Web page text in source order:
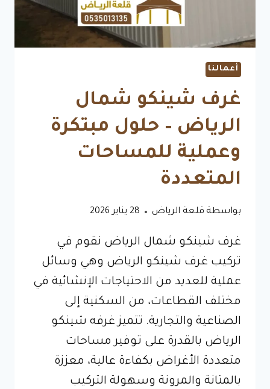
أعمالنا
غرف شينكو شمال
الرياض – حلول مبتكرة
وعملية للمساحات
المتعددة
بواسطة قلعة الرياض 28 يناير 2026
غرف شينكو شمال الرياض نقوم في
تركيب غرف شينكو الرياض وهي وسائل
عملية للعديد من الاحتياجات الإنشائية في
مختلف القطاعات، من السكنية إلى
الصناعية والتجارية. تتميز غرفه شينكو
الرياض بالقدرة على توفير مساحات
متعددة الأغراض بكفاءة عالية، معززة
بالمتانة والمرونة وسهولة التركيب